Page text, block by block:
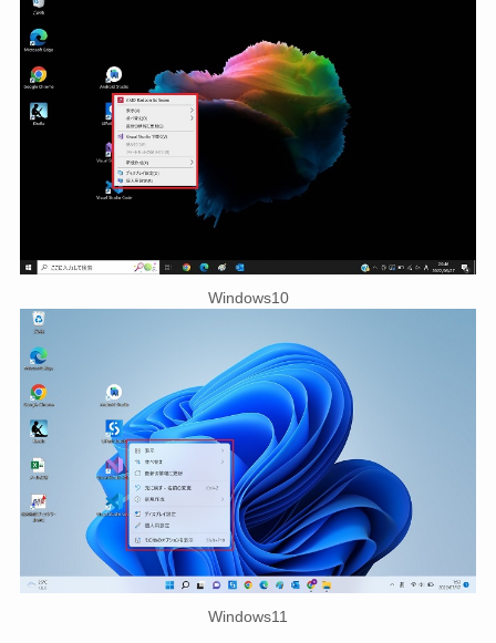
Windows10
Windows11